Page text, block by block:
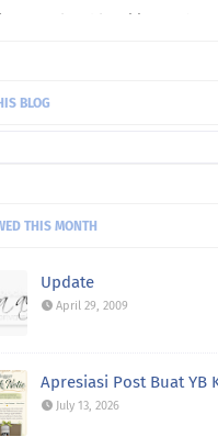
BLOG
THIS MONTH
Update
April 29, 2009
Apresiasi Post Buat YB
July 13, 2026